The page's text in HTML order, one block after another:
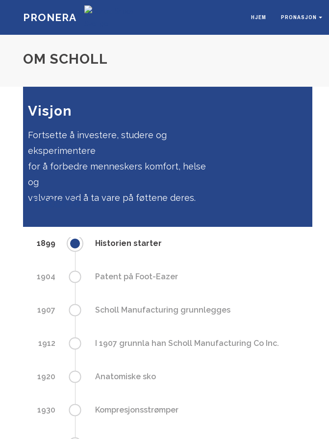
PRONERA HJEM PRONASJON
OM SCHOLL
Visjon
Fortsette å investere, studere og
eksperimentere
for å forbedre menneskers komfort, helse
og
velvære ved å ta vare på føttene deres.
Historie
1899 Historien starter
1904 Patent på Foot-Eazer
1907 Scholl Manufacturing grunnlegges
1912 I 1907 grunnla han Scholl Manufacturing Co Inc.
1920 Anatomiske sko
1930 Kompresjonsstrømper